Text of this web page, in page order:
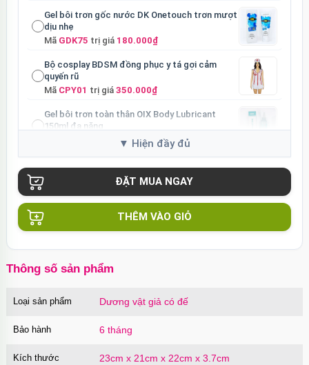
Gel bôi trơn gốc nước DK Onetouch trơn mượt
dịu nhẹ
Mã GDK75 trị giá 180.000₫
Bộ cosplay BDSM đồng phục y tá gợi cảm
quyến rũ
Mã CPY01 trị giá 350.000₫
Gel bôi trơn toàn thân OIX Body Lubricant
150ml đa năng
200.000₫
chân thật
550.000₫
Dương vật giả có đế trong suốt silicon mềm
Dương vật giả có đế trong suốt size nhỏ nhập
môn dễ dùng
cho les
500.000₫
THÊM VÀO GIỎ
Thông số sản phẩm
Loại sản phẩm Dương vật giả có đế
Bảo hành 6 tháng
Kích thước 23cm x 21cm x 22cm x 3.7cm